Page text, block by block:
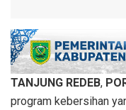
TANJUNG REDEB,
program kebersihan